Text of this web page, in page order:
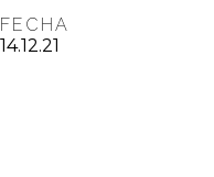
FECHA
14.12.21